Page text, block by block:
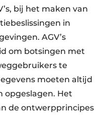
bij het maken van
in
AGV’s
om botsingen met
te
moeten altijd
opgeslagen. Het
de ontwerpprincipes